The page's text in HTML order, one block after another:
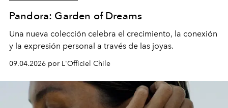
Pandora: Garden of Dreams
Una nueva colección celebra el crecimiento, la conexión
y la expresión personal a través de las joyas.
09.04.2026 por L'Officiel Chile